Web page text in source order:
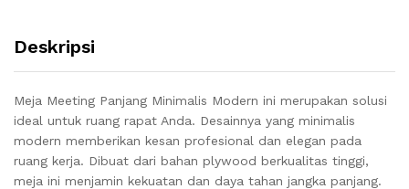
Deskripsi
Meja Meeting Panjang Minimalis Modern ini merupakan solusi
ideal untuk ruang rapat Anda. Desainnya yang minimalis
modern memberikan kesan profesional dan elegan pada
ruang kerja. Dibuat dari bahan plywood berkualitas tinggi,
meja ini menjamin kekuatan dan daya tahan jangka panjang.